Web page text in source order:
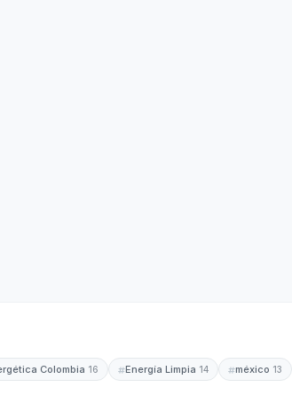
Colombia 16 Energía Limpia 14 méxico 13